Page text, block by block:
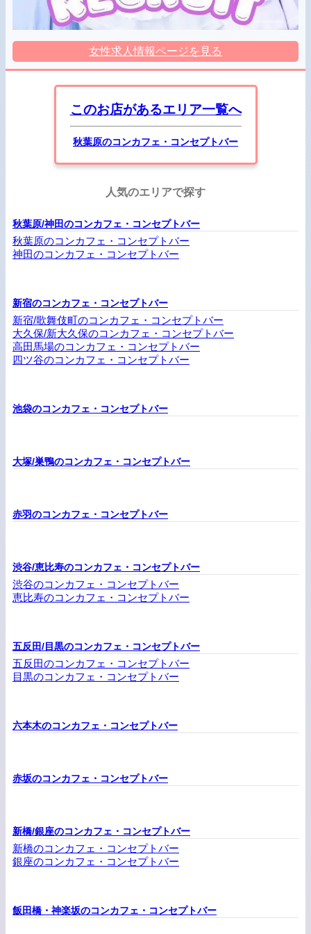
女性求人情報ページを見る
このお店があるエリア一覧へ
秋葉原のコンカフェ・コンセプトバー
人気のエリアで探す
秋葉原/神田のコンカフェ・コンセプトバー
秋葉原のコンカフェ・コンセプトバー
神田のコンカフェ・コンセプトバー
新宿のコンカフェ・コンセプトバー
新宿/歌舞伎町のコンカフェ・コンセプトバー
大久保/新大久保のコンカフェ・コンセプトバー
高田馬場のコンカフェ・コンセプトバー
四ツ谷のコンカフェ・コンセプトバー
池袋のコンカフェ・コンセプトバー
大塚/巣鴨のコンカフェ・コンセプトバー
赤羽のコンカフェ・コンセプトバー
渋谷/恵比寿のコンカフェ・コンセプトバー
渋谷のコンカフェ・コンセプトバー
恵比寿のコンカフェ・コンセプトバー
五反田/目黒のコンカフェ・コンセプトバー
五反田のコンカフェ・コンセプトバー
目黒のコンカフェ・コンセプトバー
六本木のコンカフェ・コンセプトバー
赤坂のコンカフェ・コンセプトバー
新橋/銀座のコンカフェ・コンセプトバー
新橋のコンカフェ・コンセプトバー
銀座のコンカフェ・コンセプトバー
飯田橋・神楽坂のコンカフェ・コンセプトバー